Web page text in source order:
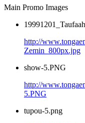
Main Promo Images
http://
Zemin_800px.jpg
show-5.PNG
http://
5.PNG
tupou-5.png